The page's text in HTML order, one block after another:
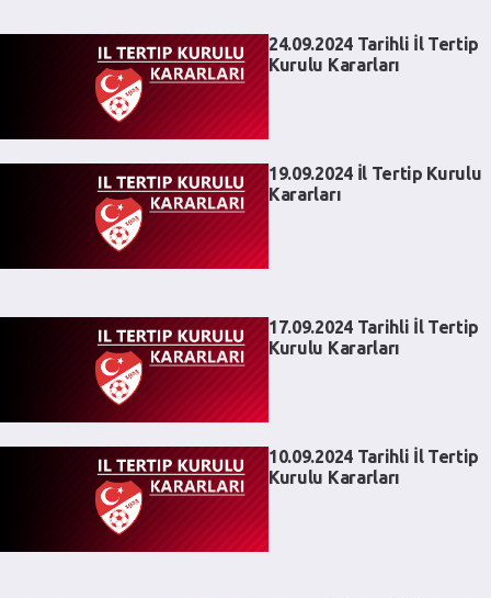
24.09.2024 Tarihli İl Tertip
Kurulu Kararları
19.09.2024 İl Tertip Kurulu
Kararları
17.09.2024 Tarihli İl Tertip
Kurulu Kararları
10.09.2024 Tarihli İl Tertip
Kurulu Kararları